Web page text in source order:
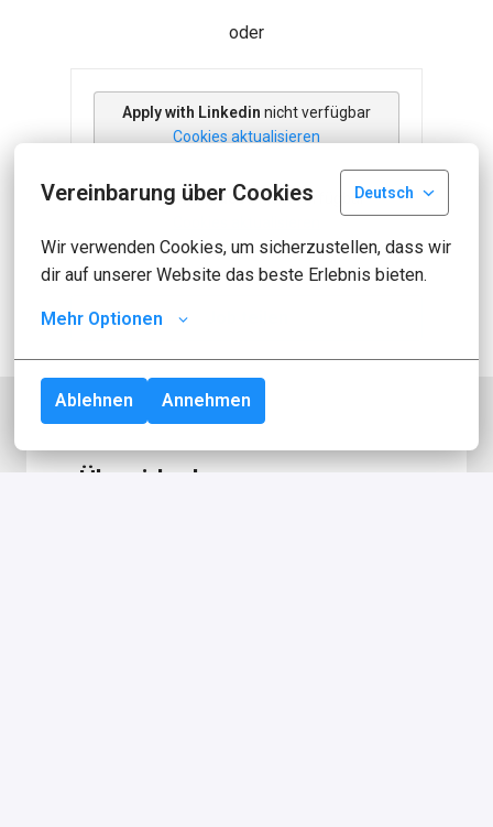
Vereinbarung über Cookies Deutsch
Wir verwenden Cookies, um sicherzustellen, dass wir
dir auf unserer Website das beste Erlebnis bieten.
Mehr Optionen
Ablehnen Annehmen
oder
Apply with Linkedin nicht verfügbar
Cookies aktualisieren
Apply with Indeednicht verfügbar
Über idealo